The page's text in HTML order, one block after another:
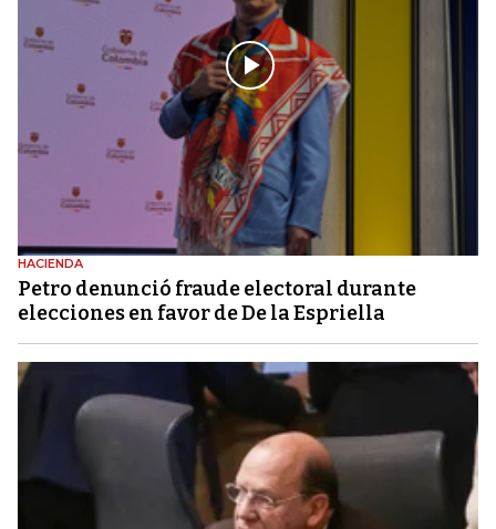
HACIENDA
Petro denunció fraude electoral durante
elecciones en favor de De la Espriella